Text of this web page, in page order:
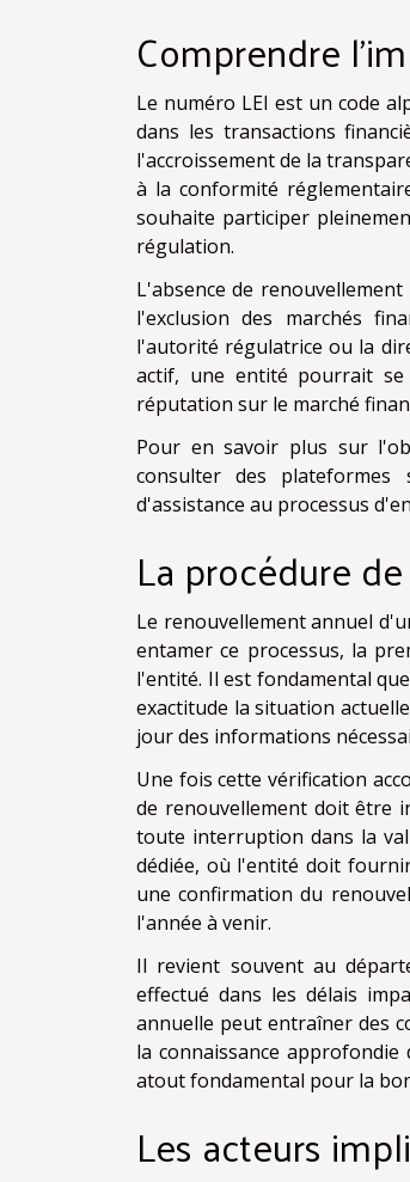
Comprendre
Le numéro LEI est un code
dans les transactions
l'accroissement de la
à la conformité
souhaite participer
régulation.
L'absence de
l'exclusion des marchés
l'autorité régulatrice ou la
actif, une entité pourrait
réputation sur le marché
Pour en savoir plus sur
consulter des plateformes
d'assistance au processus
La procédure
Le renouvellement annuel
entamer ce processus, la
l'entité. Il est fondamental
exactitude la situation
jour des informations
Une fois cette vérification
de renouvellement doit être
toute interruption dans la
dédiée, où l'entité doit
une confirmation du
l'année à venir.
Il revient souvent au
effectué dans les délais
annuelle peut entraîner des
la connaissance
atout fondamental pour la
Les acteurs